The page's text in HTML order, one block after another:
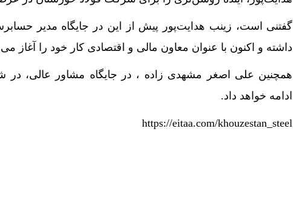
گفتنی‌ است، زینب هدایت‌پور پیش از این در جایگاه مدیر
داشته و اکنون با عنوان معاون مالی و اقتصادی کار خود را آغاز
همچنین علی اصغر مشهدی زاده ، در جایگاه مشاور عالی، در
ادامه خواهد داد.
https://eitaa.com/khouzestan_steel